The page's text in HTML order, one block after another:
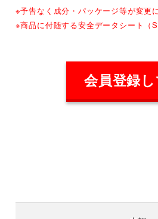
※予告なく成分・パッケージ等が変更
※商品に付随する安全データシート（
会員登録